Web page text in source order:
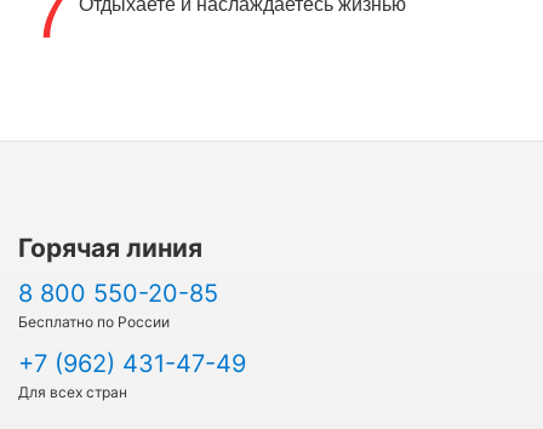
Отдыхаете и наслаждаетесь жизнью
Горячая линия
8 800 550-20-85
Бесплатно по России
+7 (962) 431-47-49
Для всех стран